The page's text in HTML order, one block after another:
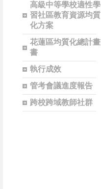
高級中等學校適性學
習社區教育資源均質
化方案
花蓮區均質化總計畫
書
執行成效
管考會議進度報告
跨校跨域教師社群